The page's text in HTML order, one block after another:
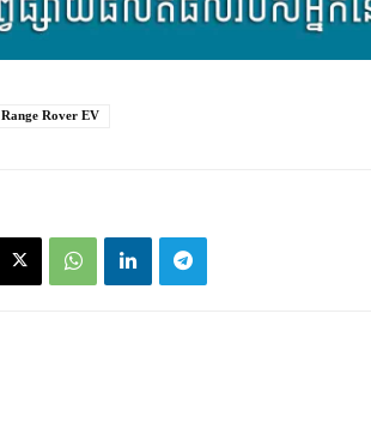
Range Rover EV